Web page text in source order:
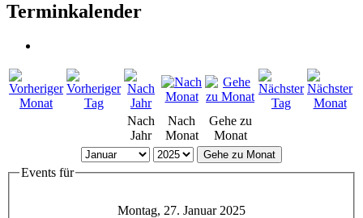
Terminkalender
Nach
Jahr
Nach
Monat
Gehe zu
Monat
Gehe zu Monat
Events für
Montag, 27. Januar 2025